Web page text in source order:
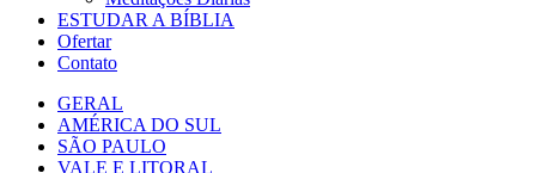
ESTUDAR A BÍBLIA
Ofertar
Contato
GERAL
AMÉRICA DO SUL
SÃO PAULO
VALE E LITORAL